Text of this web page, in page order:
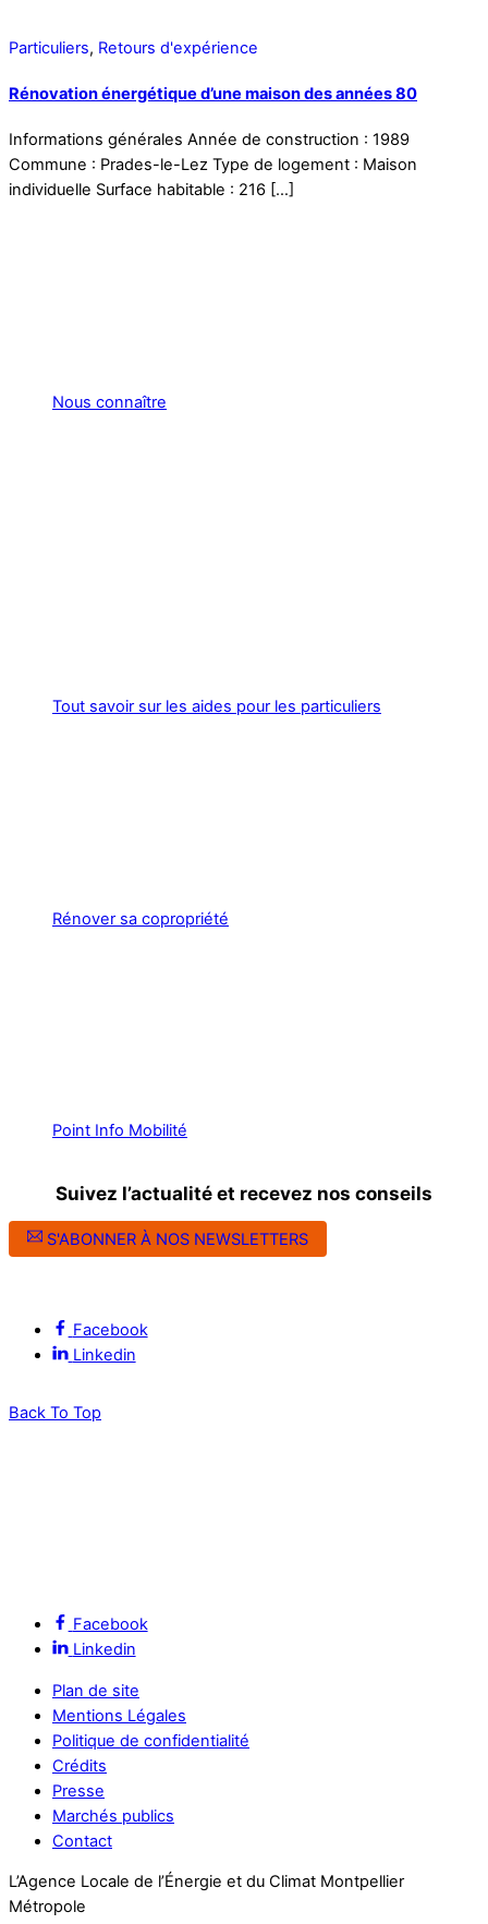
Particuliers, Retours d'expérience
Rénovation énergétique d’une maison des années 80
Informations générales Année de construction : 1989
Commune : Prades-le-Lez Type de logement : Maison
individuelle Surface habitable : 216 […]
Nous connaître
Tout savoir sur les aides pour les particuliers
Rénover sa copropriété
Point Info Mobilité
Suivez l’actualité et recevez nos conseils
S'ABONNER À NOS NEWSLETTERS
Facebook
Linkedin
Back To Top
Facebook
Linkedin
Plan de site
Mentions Légales
Politique de confidentialité
Crédits
Presse
Marchés publics
Contact
L’Agence Locale de l’Énergie et du Climat Montpellier
Métropole